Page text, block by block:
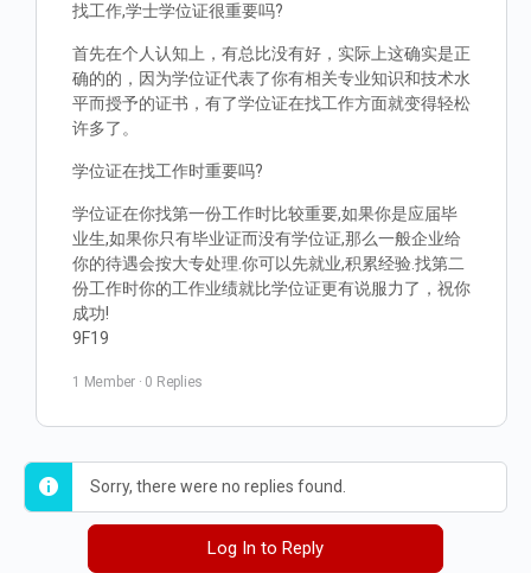
找工作,学士学位证很重要吗?
首先在个人认知上，有总比没有好，实际上这确实是正
确的的，因为学位证代表了你有相关专业知识和技术水
平而授予的证书，有了学位证在找工作方面就变得轻松
许多了。
学位证在找工作时重要吗?
学位证在你找第一份工作时比较重要,如果你是应届毕
业生,如果你只有毕业证而没有学位证,那么一般企业给
你的待遇会按大专处理.你可以先就业,积累经验.找第二
份工作时你的工作业绩就比学位证更有说服力了，祝你
成功!
9F19
1 Member · 0 Replies
Sorry, there were no replies found.
Log In to Reply